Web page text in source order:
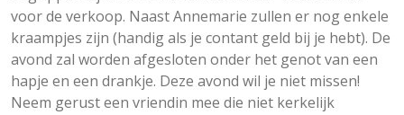
voor de verkoop. Naast Annemarie zullen er nog enkele
kraampjes zijn (handig als je contant geld bij je hebt). De
avond zal worden afgesloten onder het genot van een
hapje en een drankje. Deze avond wil je niet missen!
Neem gerust een vriendin mee die niet kerkelijk